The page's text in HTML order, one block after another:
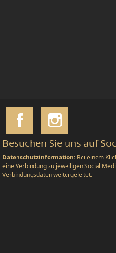
Besuchen Sie uns auf
Datenschutzinformation: Bei einem
eine Verbindung zu jeweiligen Social
Verbindungsdaten weitergeleitet.